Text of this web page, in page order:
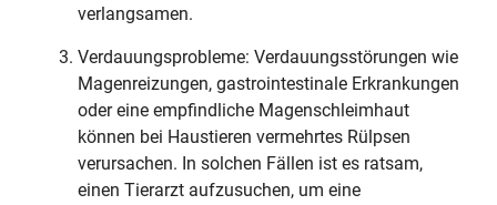
verlangsamen.
Verdauungsprobleme: Verdauungsstörungen wie
Magenreizungen, gastrointestinale Erkrankungen
oder eine empfindliche Magenschleimhaut
können bei Haustieren vermehrtes Rülpsen
verursachen. In solchen Fällen ist es ratsam,
einen Tierarzt aufzusuchen, um eine